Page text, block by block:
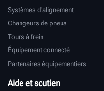
Systèmes d'alignement
Changeurs de pneus
Tours à frein
Équipement connecté
Partenaires équipementiers
Aide et soutien